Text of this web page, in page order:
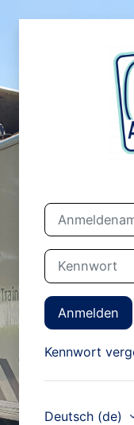
Anmeldename
Kennwort
Anmelden
Kennwort
Deutsch ‎(de)‎